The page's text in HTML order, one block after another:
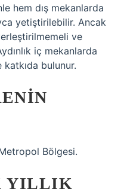
hem dış mekanlarda
yetiştirilebilir. Ancak
ve
iç mekanlarda
bulunur.
Bölgesi.
YILLIK